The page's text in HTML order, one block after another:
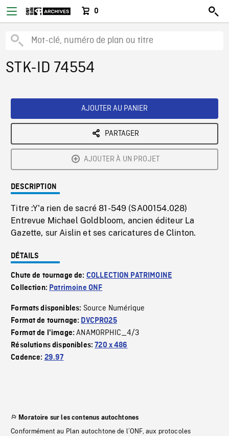
0
STK-ID 74554
AJOUTER AU PANIER
PARTAGER
AJOUTER À UN PROJET
DESCRIPTION
Titre :Y'a rien de sacré 81-549 (SA00154.028)
Entrevue Michael Goldbloom, ancien éditeur La
Gazette, sur Aislin et ses caricatures de Clinton.
DÉTAILS
Chute de tournage de: COLLECTION PATRIMOINE
Collection: Patrimoine ONF
Formats disponibles: Source Numérique
Format de tournage: DVCPRO25
Format de l'image:ANAMORPHIC_4/3
Résolutions disponibles:720 x 486
Cadence: 29.97
Moratoire sur les contenus autochtones
Conformément au Plan autochtone de l’ONF, aux protocoles